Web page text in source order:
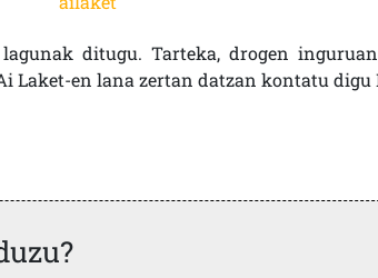
ditugu. Tarteka, drogen
Laket-en lana zertan datzan kontatu digu